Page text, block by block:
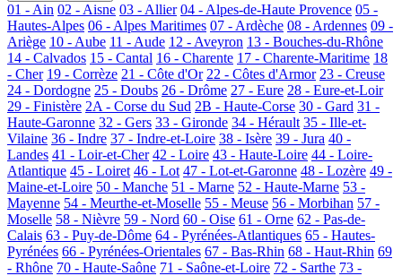
01 - Ain 02 - Aisne 03 - Allier 04 - Alpes-de-Haute Provence 05 -
Hautes-Alpes 06 - Alpes Maritimes 07 - Ardèche 08 - Ardennes 09 -
Ariège 10 - Aube 11 - Aude 12 - Aveyron 13 - Bouches-du-Rhône
14 - Calvados 15 - Cantal 16 - Charente 17 - Charente-Maritime 18
- Cher 19 - Corrèze 21 - Côte d'Or 22 - Côtes d'Armor 23 - Creuse
24 - Dordogne 25 - Doubs 26 - Drôme 27 - Eure 28 - Eure-et-Loir
29 - Finistère 2A - Corse du Sud 2B - Haute-Corse 30 - Gard 31 -
Haute-Garonne 32 - Gers 33 - Gironde 34 - Hérault 35 - Ille-et-
Vilaine 36 - Indre 37 - Indre-et-Loire 38 - Isère 39 - Jura 40 -
Landes 41 - Loir-et-Cher 42 - Loire 43 - Haute-Loire 44 - Loire-
Atlantique 45 - Loiret 46 - Lot 47 - Lot-et-Garonne 48 - Lozère 49 -
Maine-et-Loire 50 - Manche 51 - Marne 52 - Haute-Marne 53 -
Mayenne 54 - Meurthe-et-Moselle 55 - Meuse 56 - Morbihan 57 -
Moselle 58 - Nièvre 59 - Nord 60 - Oise 61 - Orne 62 - Pas-de-
Calais 63 - Puy-de-Dôme 64 - Pyrénées-Atlantiques 65 - Hautes-
Pyrénées 66 - Pyrénées-Orientales 67 - Bas-Rhin 68 - Haut-Rhin 69
- Rhône 70 - Haute-Saône 71 - Saône-et-Loire 72 - Sarthe 73 -